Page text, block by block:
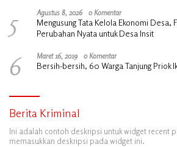
5 Agustus 8, 2026 0 Komentar
Mengusung Tata Kelola Ekonomi Desa,
Perubahan Nyata untuk Desa Insit
6 Maret 16, 2019 0 Komentar
Bersih-bersih, 60 Warga Tanjung Priok
Berita Kriminal
Ini adalah contoh deskripsi untuk widget recent
memasukkan deskripsi pada widget ini.